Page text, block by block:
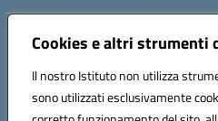
Cookies e altri strumenti
Il nostro Istituto non utilizza
sono utilizzati esclusivamente
Indirizzo:Corso Vittorio Emanuele, 27
Posta elettronica certificata (PEC):
Codice fiscale: 97308550827